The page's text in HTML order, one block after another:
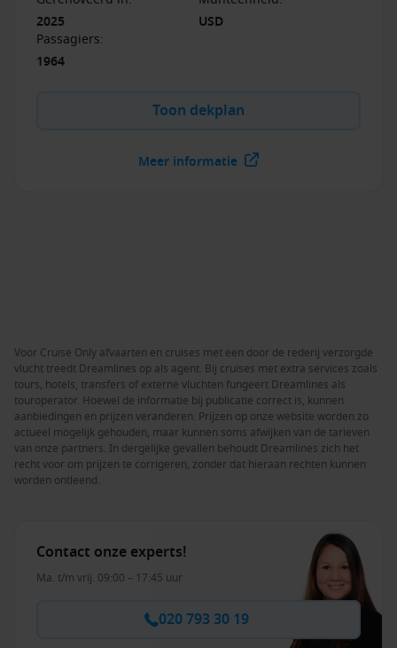
2025
USD
Passagiers:
1964
Toon dekplan
Meer informatie
Voor Cruise Only afvaarten en cruises met een door de rederij verzorgde
vlucht treedt Dreamlines op als agent. Bij cruises met extra services zoals
tours, hotels, transfers of externe vluchten fungeert Dreamlines als
touroperator. Hoewel de informatie bij publicatie correct is, kunnen
aanbiedingen en prijzen veranderen. Prijzen op onze website worden zo
actueel mogelijk gehouden, maar kunnen soms afwijken van de tarieven
van onze partners. In dergelijke gevallen behoudt Dreamlines zich het
recht voor om prijzen te corrigeren, zonder dat hieraan rechten kunnen
worden ontleend.
Contact onze experts!
Ma. t/m vrij. 09:00 – 17:45 uur
020 793 30 19